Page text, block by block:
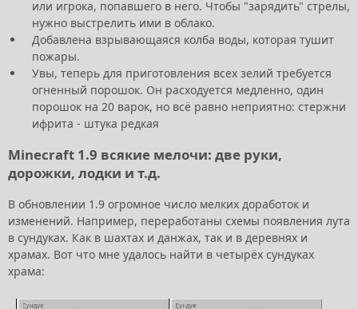
или игрока, попавшего в него. Чтобы "зарядить" стрелы,
нужно выстрелить ими в облако.
Добавлена взрывающаяся колба воды, которая тушит
пожары.
Увы, теперь для приготовления всех зелий требуется
огненный порошок. Он расходуется медленно, один
порошок на 20 варок, но всё равно неприятно: стержни
ифрита - штука редкая
Minecraft 1.9 всякие мелочи: две руки,
дорожки, лодки и т.д.
В обновлении 1.9 огромное число мелких доработок и
изменений. Например, переработаны схемы появления лута
в сундуках. Как в шахтах и данжах, так и в деревнях и
храмах. Вот что мне удалось найти в четырёх сундуках
храма: